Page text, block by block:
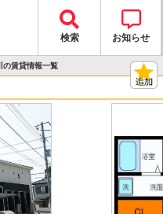
検索 お知らせ
の賃貸情報一覧